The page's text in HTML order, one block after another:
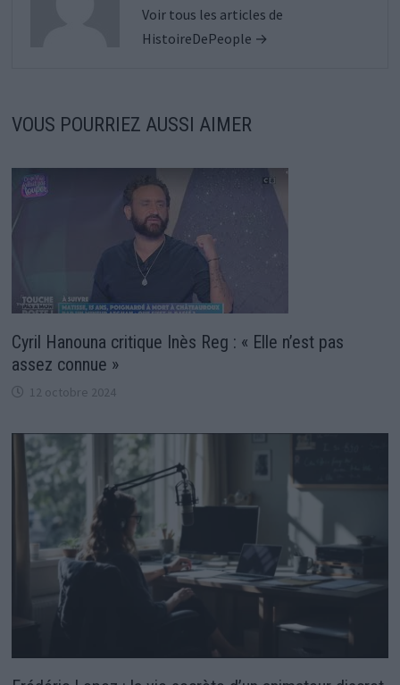
Voir tous les articles de
HistoireDePeople →
VOUS POURRIEZ AUSSI AIMER
Cyril Hanouna critique Inès Reg : « Elle n’est pas
assez connue »
12 octobre 2024